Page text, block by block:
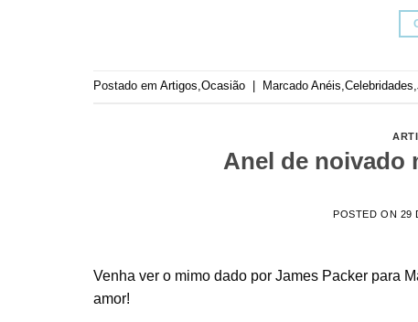
Postado em Artigos,Ocasião Marcado Anéis,Celebridades,
Anel de noivado
POSTED ON 29
Venha ver o mimo dado por James Packer para
amor!